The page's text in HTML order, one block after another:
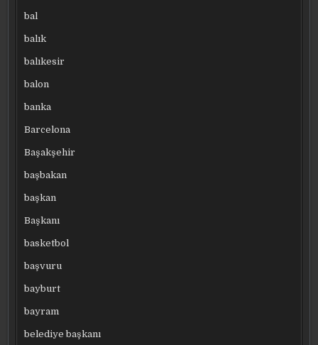
bal
balık
balıkesir
balon
banka
Barcelona
Başakşehir
başbakan
başkan
Başkanı
basketbol
başvuru
bayburt
bayram
belediye başkanı